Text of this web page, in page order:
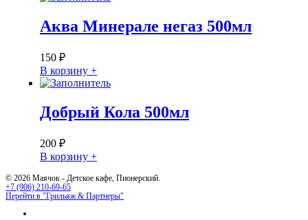
Аква Минерале негаз 500мл
150 ₽
В корзину +
Добрый Кола 500мл
200 ₽
В корзину +
© 2026 Маячок - Детское кафе, Пионерский.
+7 (906) 210-69-65
Перейти в "Грильяж & Партнеры"